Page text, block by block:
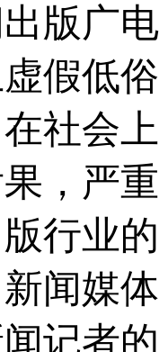
版广电
假低俗
社会上
，严重
行业的
闻媒体
记者的